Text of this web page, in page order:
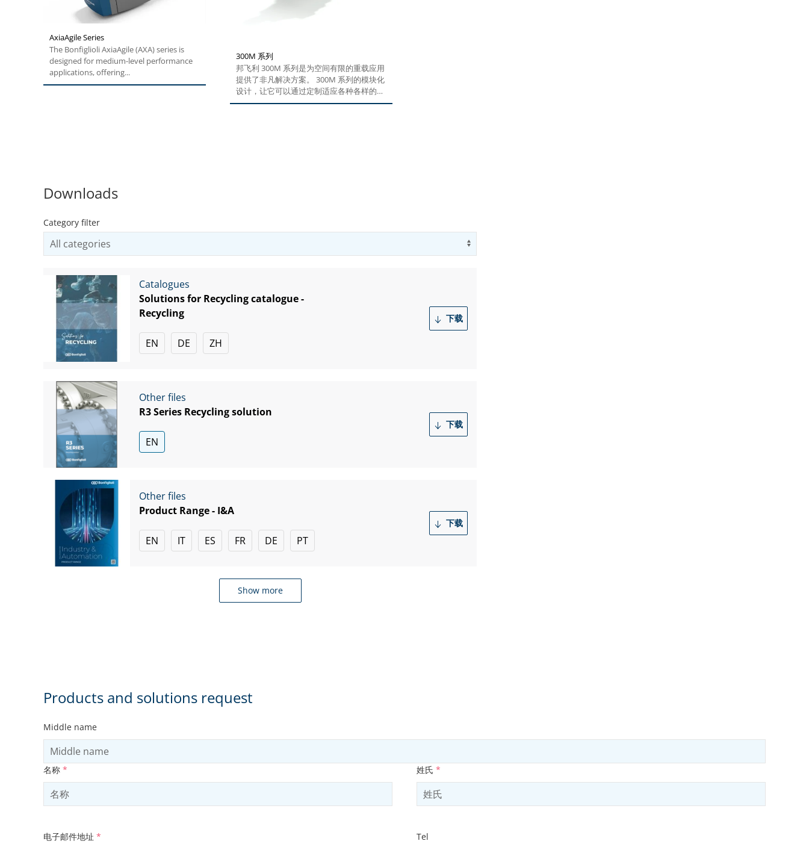
AxiaAgile Series
The Bonfiglioli AxiaAgile (AXA) series is
designed for medium-level performance
applications, offering...
300M 系列
邦飞利 300M 系列是为空间有限的重载应用
提供了非凡解决方案。 300M 系列的模块化
设计，让它可以通过定制适应各种各样的应
用环境。邦飞利在行星齿轮技术方面的专业
Downloads
Category filter
Catalogues
Solutions for Recycling catalogue -
Recycling
EN DE ZH
下载
Other files
R3 Series Recycling solution
EN
下载
Other files
Product Range - I&A
EN IT ES FR DE PT
下载
Show more
Products and solutions request
Middle name
名称 * 姓氏 *
电子邮件地址 * Tel